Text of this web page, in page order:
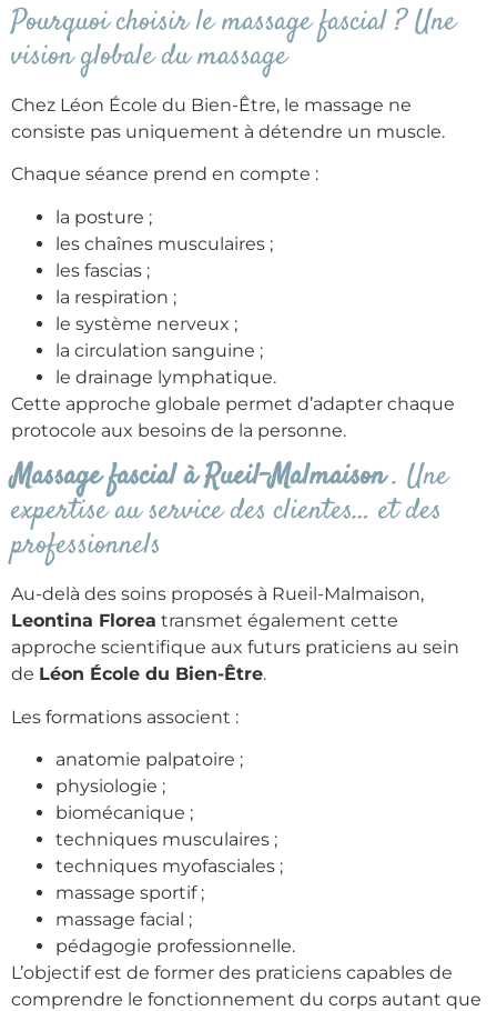
Pourquoi choisir le massage fascial ? Une
vision globale du massage
Chez Léon École du Bien-Être, le massage ne
consiste pas uniquement à détendre un muscle.
Chaque séance prend en compte :
la posture ;
les chaînes musculaires ;
les fascias ;
la respiration ;
le système nerveux ;
la circulation sanguine ;
le drainage lymphatique.
Cette approche globale permet d’adapter chaque
protocole aux besoins de la personne.
Massage fascial à Rueil-Malmaison. Une
expertise au service des clientes… et des
professionnels
Au-delà des soins proposés à Rueil-Malmaison,
Leontina Florea transmet également cette
approche scientifique aux futurs praticiens au sein
de Léon École du Bien-Être.
Les formations associent :
anatomie palpatoire ;
physiologie ;
biomécanique ;
techniques musculaires ;
techniques myofasciales ;
massage sportif ;
massage facial ;
pédagogie professionnelle.
L’objectif est de former des praticiens capables de
comprendre le fonctionnement du corps autant que